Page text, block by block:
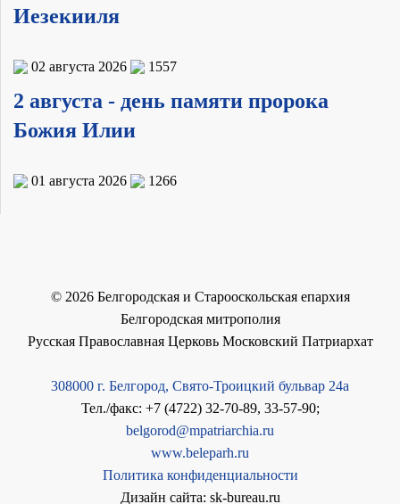
Иезекииля
02 августа 2026 1557
2 августа - день памяти пророка
Божия Илии
01 августа 2026 1266
© 2026Белгородская и Старооскольская епархия
Белгородская митрополия
Русская Православная Церковь Московский Патриархат
308000 г. Белгород, Свято-Троицкий бульвар 24а
Тел./факс: +7 (4722) 32-70-89, 33-57-90;
belgorod@mpatriarchia.ru
www.beleparh.ru
Политика конфиденциальности
Дизайн сайта: sk-bureau.ru